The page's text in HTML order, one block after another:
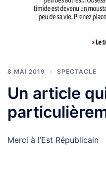
8 MAI 2019 SPECTACLE
Un article
Merci à l’Est Républicain